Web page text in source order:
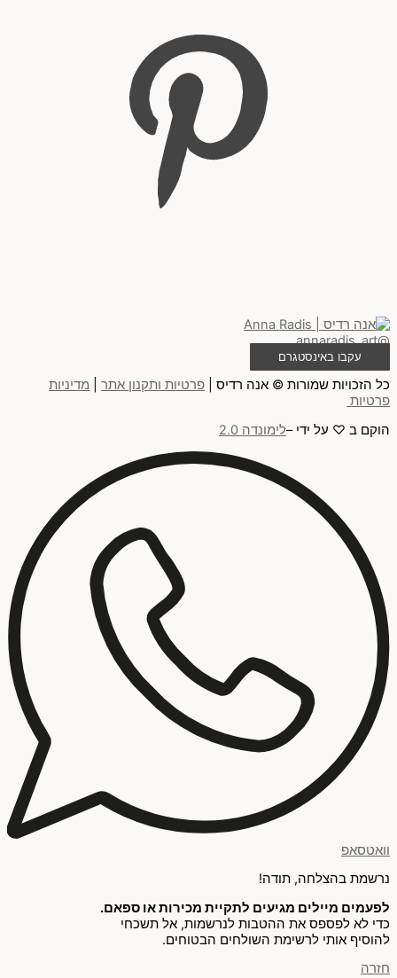
@annaradis_art
עקבו באינסטגרם
כל הזכויות שמורות © אנה רדיס | פרטיות ותקנון אתר
מדיניות
פרטיות
הוקם ב ♡ על ידי –לימונדה 2.0
וואטסאפ
נרשמת בהצלחה, תודה!
לפעמים מיילים מגיעים לתקיית מכירות או ספאם.
כדי לא לפספס את ההטבות לנרשמות, אל תשכחי
להוסיף אותי לרשימת השולחים הבטוחים.
חזרה